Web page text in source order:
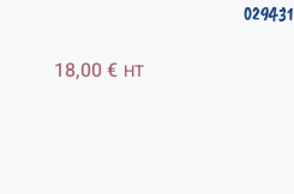
029431
18,00€ HT